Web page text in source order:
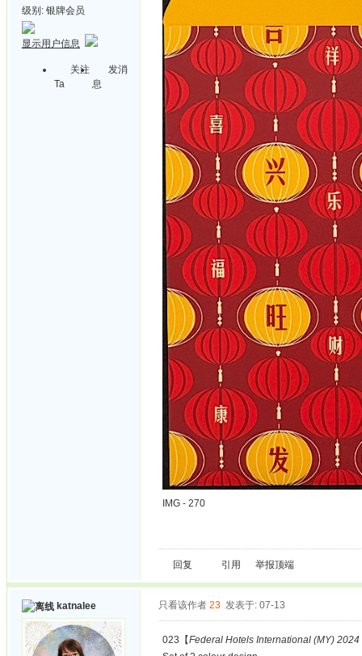
级别: 银牌会员
显示用户信息
关注
Ta
发消
息
IMG - 270
回复 引用 举报顶端
katnalee 只看该作者 23 发表于: 07-13
023【Federal Hotels International (MY) 2024